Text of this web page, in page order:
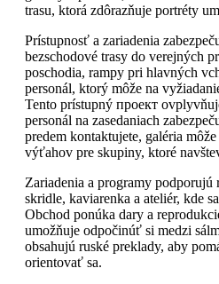
trasu, ktorá zdôrazňuje portréty
Prístupnosť a zariadenia
bezschodové trasy do verejných
poschodia, rampy pri hlavných
personál, ktorý môže na
Tento prístupný проект
personál na zasedaniach
predem kontaktujete, galéria
výťahov pre skupiny, ktoré
Zariadenia a programy podporujú
skridle, kaviarenka a ateliér, kde
Obchod ponúka dary a
umožňuje odpočinúť si medzi
obsahujú ruské preklady, aby
orientovať sa.